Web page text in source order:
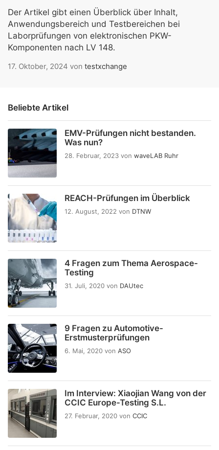
Der Artikel gibt einen Überblick über Inhalt,
Anwendungsbereich und Testbereichen bei
Laborprüfungen von elektronischen PKW-
Komponenten nach LV 148.
17. Oktober, 2024 von testxchange
Beliebte Artikel
EMV-Prüfungen nicht bestanden.
Was nun?
28. Februar, 2023 von waveLAB Ruhr
REACH-Prüfungen im Überblick
12. August, 2022 von DTNW
4 Fragen zum Thema Aerospace-
Testing
31. Juli, 2020 von DAUtec
9 Fragen zu Automotive-
Erstmusterprüfungen
6. Mai, 2020 von ASO
Im Interview: Xiaojian Wang von der
CCIC Europe-Testing S.L.
27. Februar, 2020 von CCIC